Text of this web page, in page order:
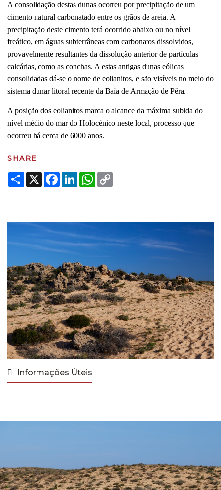
A consolidação destas dunas ocorreu por precipitação de um
cimento natural carbonatado entre os grãos de areia. A
precipitação deste cimento terá ocorrido abaixo ou no nível
freático, em águas subterrâneas com carbonatos dissolvidos,
provavelmente resultantes da dissolução anterior de partículas
calcárias, como as conchas. A estas antigas dunas eólicas
consolidadas dá-se o nome de eolianitos, e são visíveis no meio do
sistema dunar litoral recente da Baía de Armação de Pêra.
A posição dos eolianitos marca o alcance da máxima subida do
nível médio do mar do Holocénico neste local, processo que
ocorreu há cerca de 6000 anos.
SHARE
Share
X Facebook
LinkedInWhatsApp
Informações Úteis